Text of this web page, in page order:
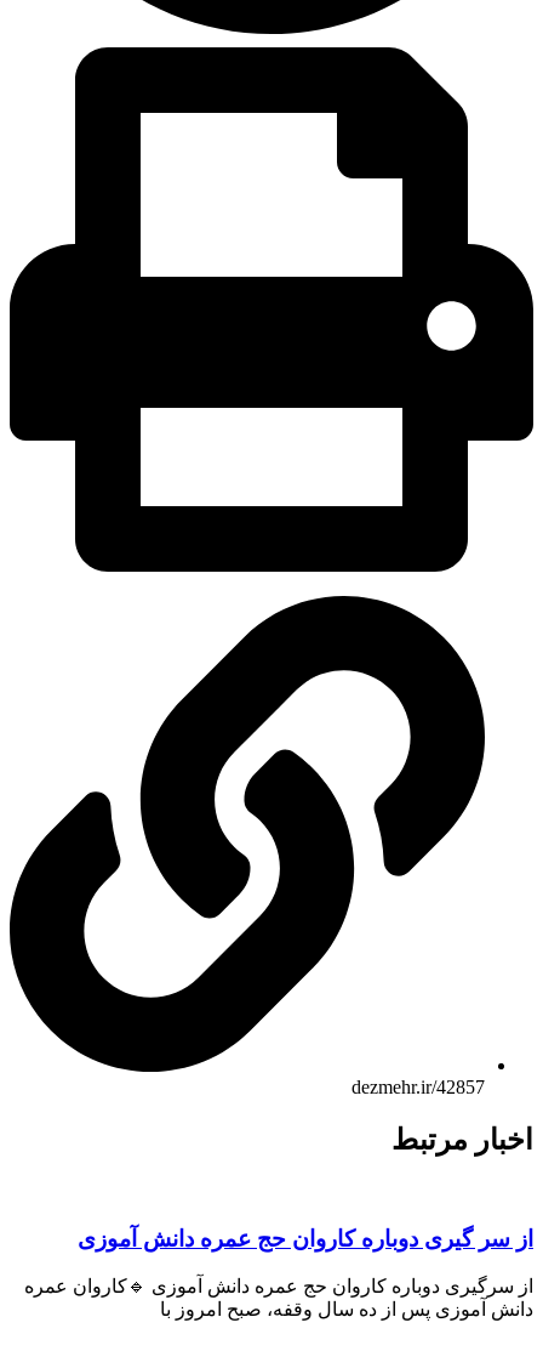
dezmehr.ir/42857
اخبار مرتبط
از سر گیری دوباره کاروان حج عمره دانش آموزی
از سرگیری دوباره کاروان حج عمره دانش آموزی 🔹کاروان عمره
دانش آموزی پس از ده سال وقفه، صبح امروز با